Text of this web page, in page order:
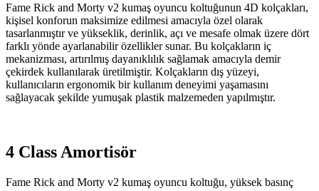
Fame Rick and Morty v2 kumaş oyuncu koltuğunun 4D kolçakları,
kişisel konforun maksimize edilmesi amacıyla özel olarak
tasarlanmıştır ve yükseklik, derinlik, açı ve mesafe olmak üzere dört
farklı yönde ayarlanabilir özellikler sunar. Bu kolçakların iç
mekanizması, artırılmış dayanıklılık sağlamak amacıyla demir
çekirdek kullanılarak üretilmiştir. Kolçakların dış yüzeyi,
kullanıcıların ergonomik bir kullanım deneyimi yaşamasını
sağlayacak şekilde yumuşak plastik malzemeden yapılmıştır.
4 Class Amortisör
Fame Rick and Morty v2 kumaş oyuncu koltuğu, yüksek basınç